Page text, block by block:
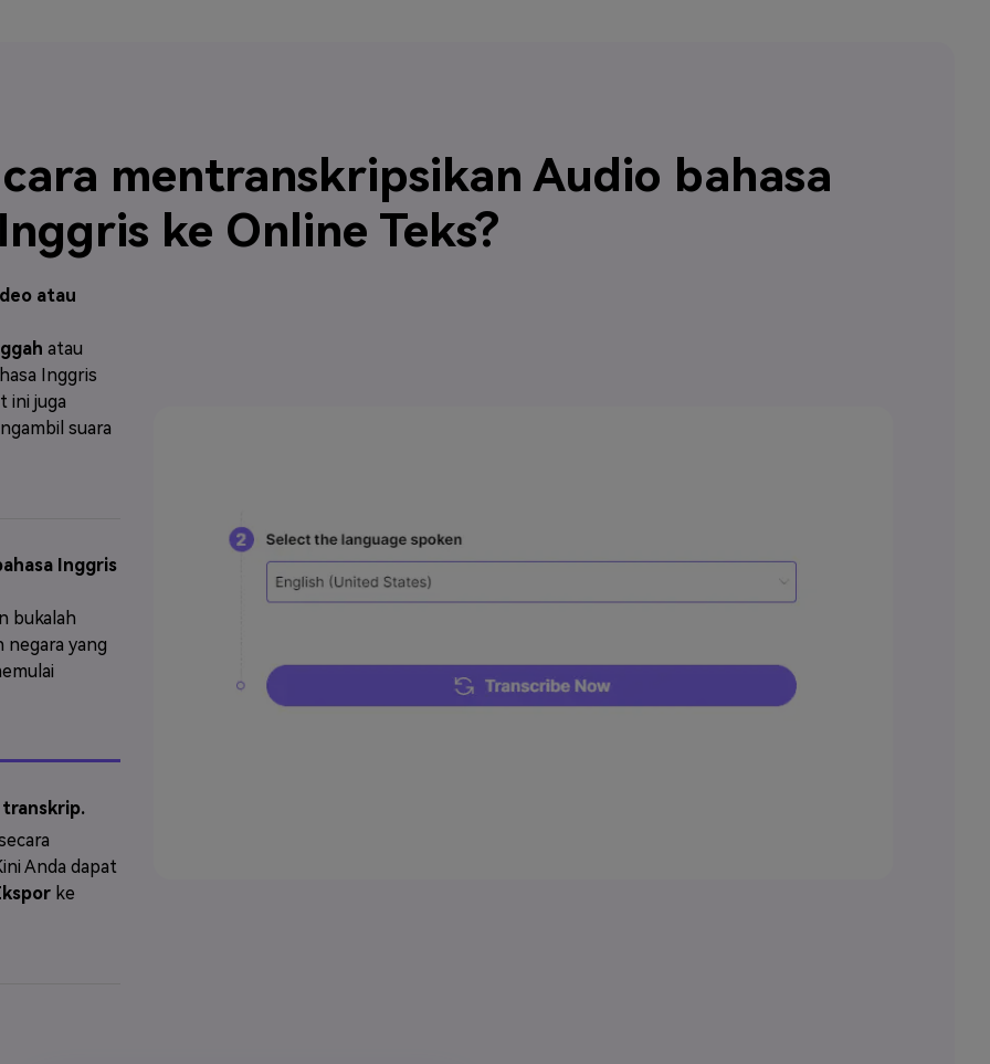
mentranskripsikan Audio bahasa
Inggris ke Online Teks?
atau
atau
Inggris
ini juga
suara
Inggris
bukalah
negara yang
transkrip.
Anda dapat
ke